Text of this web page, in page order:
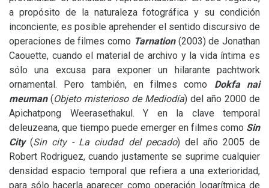
a propósito de la naturaleza fotográfica y su condición
inconciente, es posible aprehender el sentido discursivo de
operaciones de filmes como Tarnation(2003) de Jonathan
Caouette, cuando el material de archivo y la vida íntima es
sólo una excusa para exponer un hilarante pachtwork
ornamental. Pero también, en filmes como Dokfa nai
meuman(Objeto misterioso de Mediodía) del año 2000 de
Apichatpong Weerasethakul. Y en la clave temporal
deleuzeana, que tiempo puede emerger en filmes como Sin
City(Sin city - La ciudad del pecado) del año 2005 de
Robert Rodriguez, cuando justamente se suprime cualquier
densidad espacio temporal que refiera a una exterioridad,
para sólo hacerla aparecer como operación logarítmica de